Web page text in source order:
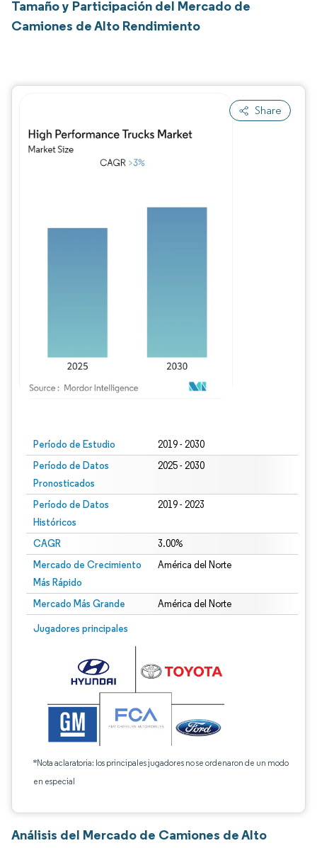
Tamaño y Participación del Mercado de
Camiones de Alto Rendimiento
Share
Período de Estudio 2019 - 2030
Período de Datos
Pronosticados
2025 - 2030
Período de Datos
Históricos
2019 - 2023
CAGR 3.00%
Mercado de Crecimiento
Más Rápido
América del Norte
Mercado Más Grande América del Norte
Jugadores principales
*Nota aclaratoria: los principales jugadores no se ordenaron de un modo
en especial
Análisis del Mercado de Camiones de Alto